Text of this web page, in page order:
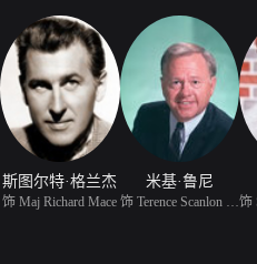
斯图尔特·格兰杰
饰 Maj Richard Mace
米基·鲁尼